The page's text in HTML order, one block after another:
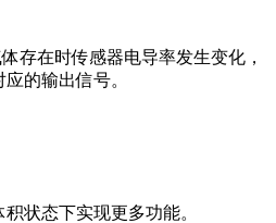
存在时传感器电导率发生变化，
的输出信号。‍
状态下实现更多功能。‍